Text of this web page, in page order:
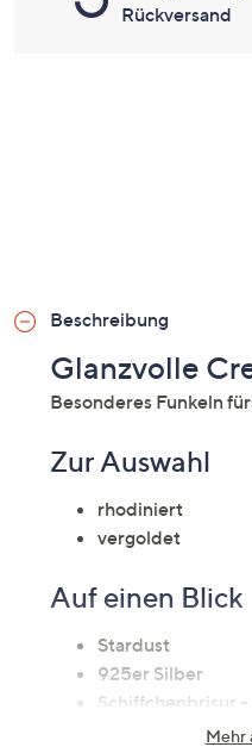
Rückversand
Beschreibung
Glanzvolle
Besonderes Funkeln
Zur Auswahl
rhodiniert
vergoldet
Auf einen Blick
Stardust
925er Silber
Schiffchenbrisur
OhrläppchenMehr